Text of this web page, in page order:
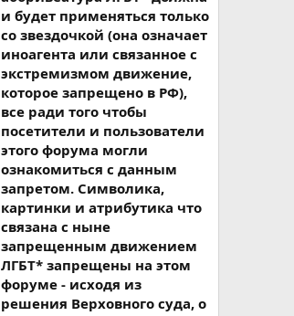
и будет применяться только
со звездочкой (она означает
иноагента или связанное с
экстремизмом движение,
которое запрещено в РФ),
все ради того чтобы
посетители и пользователи
этого форума могли
ознакомиться с данным
запретом. Символика,
картинки и атрибутика что
связана с ныне
запрещенным движением
ЛГБТ* запрещены на этом
форуме - исходя из
решения Верховного суда, о